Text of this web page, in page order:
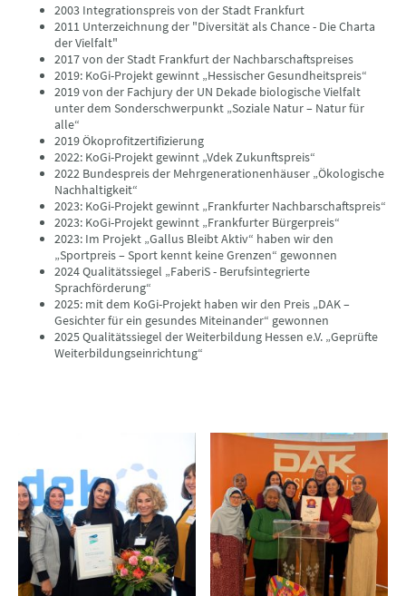
2003 Integrationspreis von der Stadt Frankfurt
2011 Unterzeichnung der "Diversität als Chance - Die Charta
der Vielfalt"
2017 von der Stadt Frankfurt der Nachbarschaftspreises
2019: KoGi-Projekt gewinnt „Hessischer Gesundheitspreis“
2019 von der Fachjury der UN Dekade biologische Vielfalt
unter dem Sonderschwerpunkt „Soziale Natur – Natur für
alle“
2019 Ökoprofitzertifizierung
2022: KoGi-Projekt gewinnt „Vdek Zukunftspreis“
2022 Bundespreis der Mehrgenerationenhäuser „Ökologische
Nachhaltigkeit“
2023: KoGi-Projekt gewinnt „Frankfurter Nachbarschaftspreis“
2023: KoGi-Projekt gewinnt „Frankfurter Bürgerpreis“
2023: Im Projekt „Gallus Bleibt Aktiv“ haben wir den
„Sportpreis – Sport kennt keine Grenzen“ gewonnen
2024 Qualitätssiegel „FaberiS - Berufsintegrierte
Sprachförderung“
2025: mit dem KoGi-Projekt haben wir den Preis „DAK –
Gesichter für ein gesundes Miteinander“ gewonnen
2025 Qualitätssiegel der Weiterbildung Hessen e.V. „Geprüfte
Weiterbildungseinrichtung“